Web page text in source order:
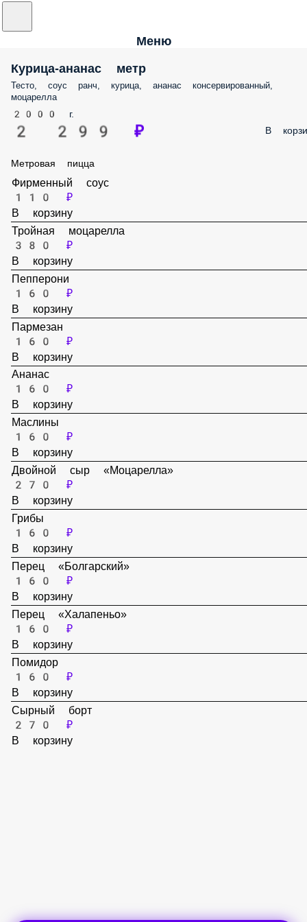
Меню
Курица-ананас метр
Тесто, соус ранч, курица, ананас консервированный, моцарелла
2000 г.
2 299 ₽
Фирменный соус
110 ₽
В корзину
Тройная моцарелла
380 ₽
В корзину
Пепперони
160 ₽
В корзину
Пармезан
160 ₽
В корзину
Ананас
160 ₽
В корзину
Маслины
160 ₽
В корзину
Двойной сыр «Моцарелла»
270 ₽
В корзину
Грибы
160 ₽
В корзину
Перец «Болгарский»
160 ₽
В корзину
Перец «Халапеньо»
160 ₽
В корзину